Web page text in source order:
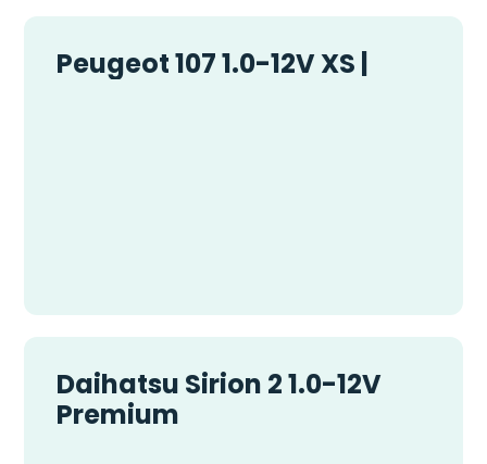
Peugeot 107 1.0-12V XS |
Daihatsu Sirion 2 1.0-12V
Premium